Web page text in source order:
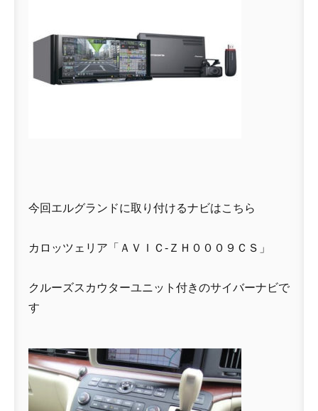
今回エルグランドに取り付けるナビはこちら
カロッツェリア「ＡＶＩＣ-ＺＨ０００９ＣＳ」
クルーズスカウターユニット付きのサイバーナビで
す